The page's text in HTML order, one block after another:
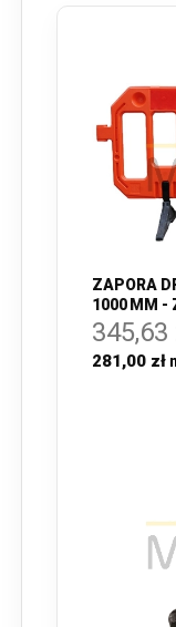
ZAPORA
1000 MM -
345,63
281,00 zł